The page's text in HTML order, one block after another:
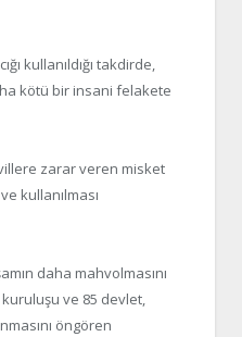
kullanıldığı takdirde,
kötü bir insani felakete
zarar veren misket
kullanılması
daha mahvolmasını
ve 85 devlet,
öngören